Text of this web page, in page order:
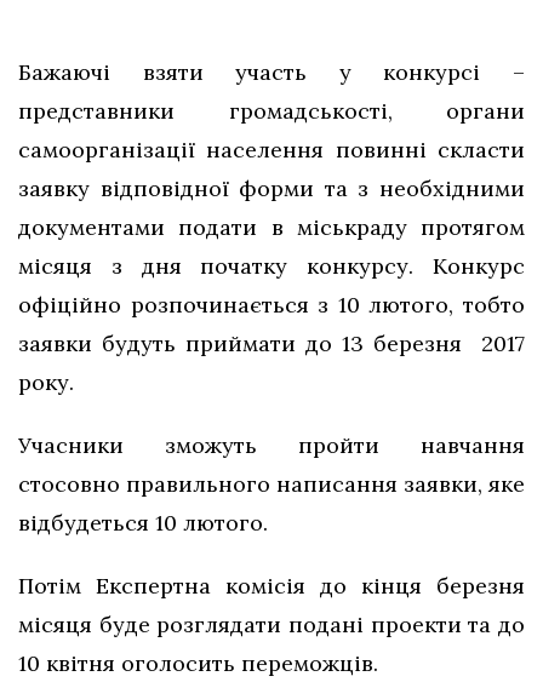
Бажаючі взяти участь у конкурсі –
представники громадськості, органи
самоорганізації населення повинні скласти
заявку відповідної форми та з необхідними
документами подати в міськраду протягом
місяця з дня початку конкурсу. Конкурс
офіційно розпочинається з 10 лютого, тобто
заявки будуть приймати до 13 березня 2017
року.
Учасники зможуть пройти навчання
стосовно правильного написання заявки, яке
відбудеться 10 лютого.
Потім Експертна комісія до кінця березня
місяця буде розглядати подані проекти та до
10 квітня оголосить переможців.